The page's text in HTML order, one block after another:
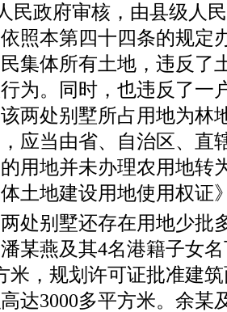
民政府审核，由县级人
照本第四十四条的规定
集体所有土地，违反了
为。同时，也违反了一
两处别墅所占用地为林
应当由省、自治区、直
用地并未办理农用地转
土地建设用地使用权证
别墅还存在用地少批
某燕及其4名港籍子女
米，规划许可证批准建
达3000多平方米。余某